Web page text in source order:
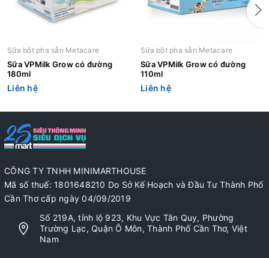
Sữa bột pha sẵn Metacare
Sữa VPMilk Grow có đường
180ml
Liên hệ
Sữa bột pha sẵn Metacare
Sữa VPMilk Grow có đường
110ml
Liên hệ
CÔNG TY TNHH MINIMARTHOUSE
Mã số thuế: 1801648210 Do Sở Kế Hoạch và Đầu Tư Thành Phố
Cần Thơ cấp ngày 04/09/2019
Số 219A, tỉnh lộ 923, Khu Vực Tân Quy, Phường
Trường Lạc, Quận Ô Môn, Thành Phố Cần Thơ, Việt
Nam